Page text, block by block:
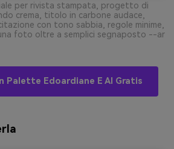
per rivista stampata, progetto di
crema, titolo in carbone audace,
con tono sabbia, regole minime,
foto oltre a semplici segnaposto --ar
Palette Edoardiane E AI Gratis